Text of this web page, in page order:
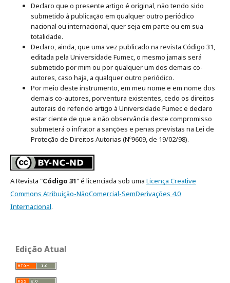
Declaro que o presente artigo é original, não tendo sido
submetido à publicação em qualquer outro periódico
nacional ou internacional, quer seja em parte ou em sua
totalidade.
Declaro, ainda, que uma vez publicado na revista Código 31,
editada pela Universidade Fumec, o mesmo jamais será
submetido por mim ou por qualquer um dos demais co-
autores, caso haja, a qualquer outro periódico.
Por meio deste instrumento, em meu nome e em nome dos
demais co-autores, porventura existentes, cedo os direitos
autorais do referido artigo à Universidade Fumec e declaro
estar ciente de que a não observância deste compromisso
submeterá o infrator a sanções e penas previstas na Lei de
Proteção de Direitos Autorias (Nº9609, de 19/02/98).
A Revista "Código 31" é licenciada sob uma Licença Creative
Commons Atribuição-NãoComercial-SemDerivações 4.0
Internacional.
Edição Atual